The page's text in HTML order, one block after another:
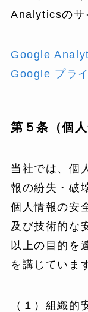
Analyticsのサ
Google
Google プラ
第５条（個
当社では、個
報の紛失・破
個人情報の安
及び技術的な
以上の目的を
を講じていま
（１）組織的